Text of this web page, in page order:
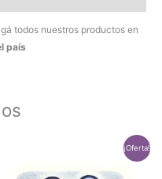
todos nuestros productos en
país
¡Oferta!